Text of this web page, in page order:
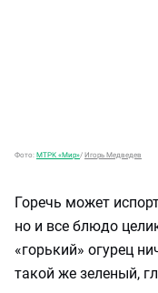
Фото: МТРК «Мир»/ Игорь Медведев
Горечь может
но и все блюдо
«горький» огурец
такой же зеленый,